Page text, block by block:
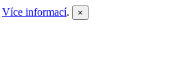
Více informací. ×